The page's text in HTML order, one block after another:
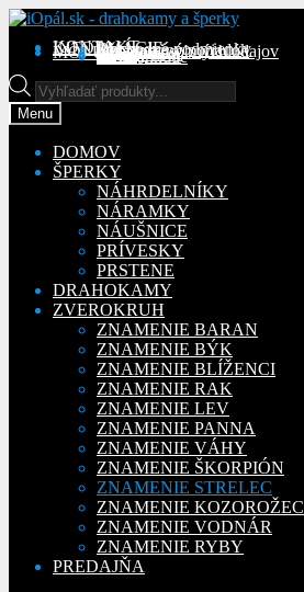
Preskočiť
navigáciu
Preskočiť
obsah
KONTAKT
INFORMÁCIE
Obchodné podmienky
Reklamačný poriadok
Ochrana osobných údajov
MÔJ ÚČETObjednávky
Adresy
Detaily účtu
Na stiahnutie
Products
search
Menu
DOMOV
ŠPERKY
NÁHRDELNÍKY
NÁRAMKY
NÁUŠNICE
PRÍVESKY
PRSTENE
DRAHOKAMY
ZVEROKRUH
ZNAMENIE BARAN
ZNAMENIE BÝK
ZNAMENIE BLÍŽENCI
ZNAMENIE RAK
ZNAMENIE LEV
ZNAMENIE PANNA
ZNAMENIE VÁHY
ZNAMENIE ŠKORPIÓN
ZNAMENIE STRELEC
ZNAMENIE KOZOROŽEC
ZNAMENIE VODNÁR
ZNAMENIE RYBY
PREDAJŇA